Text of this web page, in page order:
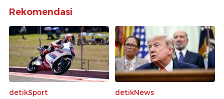
Rekomendasi
detikSport
detikNews